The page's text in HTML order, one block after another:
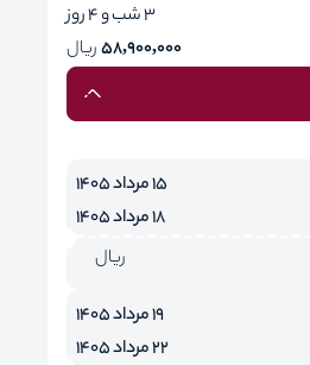
3 شب و 4 روز
58,900,000ریال
15 مرداد 1405
18 مرداد 1405
ریال
19 مرداد 1405
22 مرداد 1405